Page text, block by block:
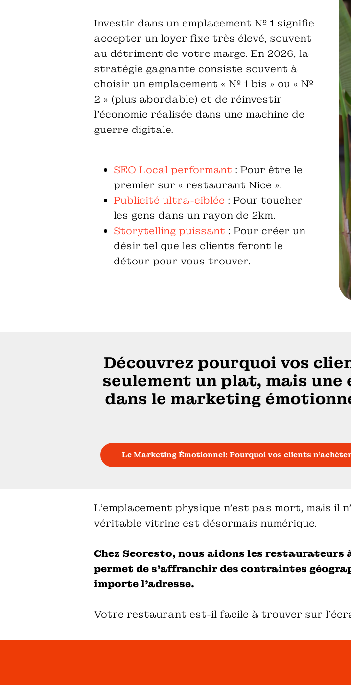
Investir dans un emplacement № 1 signifie
accepter un loyer fixe très élevé, souvent
au détriment de votre marge. En 2026, la
stratégie gagnante consiste souvent à
choisir un emplacement « № 1 bis » ou « №
2 » (plus abordable) et de réinvestir
l'économie réalisée dans une machine de
guerre digitale.
SEO Local performant : Pour être le
premier sur « restaurant Nice ».
Publicité ultra-ciblée : Pour toucher
les gens dans un rayon de 2km.
Storytelling puissant : Pour créer un
désir tel que les clients feront le
détour pour vous trouver.
Découvrez pourquoi vos
seulement un plat, mais une
dans le marketing
Le Marketing Émotionnel: Pourquoi vos clients
L’emplacement physique n'est pas mort, mais il
véritable vitrine est désormais numérique.
Chez Seoresto, nous aidons les
permet de s'affranchir des contraintes
importe l'adresse.
Votre restaurant est-il facile à trouver sur